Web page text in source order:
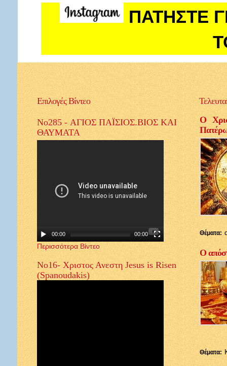
ΠΑΤΗΣΤΕ
ΕπιλογέςΒίντεο
No285 - ΑΓΙΟΣ ΠΑΪΣΙΟΣ.ΒΙΟΣ ΚΑΙ
ΘΑΥΜΑΤΑ
00:00 00:00
Περισσότερα Βίντεο
Νο16- Χριστος Ανεστη Jesus is Risen
(Spanoudakis)
Ο
Θέματα:
Ο
Θέματα: